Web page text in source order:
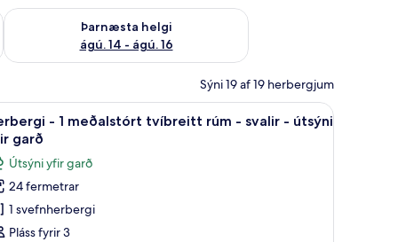
9
Þarnæsta helgi
ágú. 14 - ágú. 16
Athuga framboð þarnæstu helgi ágú. 14 - ágú. 16
Sýni 19 af 19 herbergjum
baðsloppar, inniskór
af bestu gerð, míníbar, öryggishólf í herbergi, skrifborð
Herbergi - 1 meðalstórt tvíbreitt rúm -
7
- 1 meðalstórt tvíbreitt rúm - svalir - útsýni
garð
Útsýni yfir garð
24 fermetrar
1 svefnherbergi
Pláss fyrir 3